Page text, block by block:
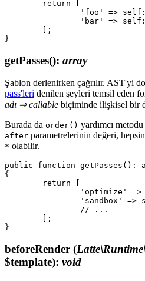
getPasses(): array
Şablon derlenirken çağrılır. AST'yi
pass'leri denilen şeyleri temsil eden
adı ⇒ callable biçiminde ilişkisel bir
Burada da order() yardımcı
after parametrelerinin değeri,
* olabilir.
public function getPasses():
{
beforeRender (
$template): void